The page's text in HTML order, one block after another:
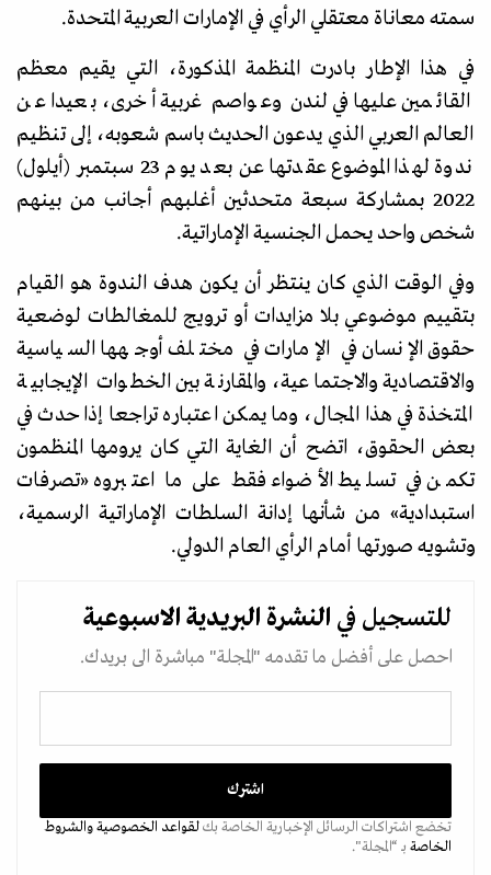
سمته معاناة معتقلي الرأي في الإمارات العربية المتحدة.
في هذا الإطار بادرت المنظمة المذكورة، التي يقيم معظم
القائمين عليها في لندن وعواصم غربية أخرى، بعيدا عن
العالم العربي الذي يدعون الحديث باسم شعوبه، إلى تنظيم
ندوة لهذا الموضوع عقدتها عن بعد يوم 23 سبتمبر (أيلول)
2022 بمشاركة سبعة متحدثين أغلبهم أجانب من بينهم
شخص واحد يحمل الجنسية الإماراتية.
وفي الوقت الذي كان ينتظر أن يكون هدف الندوة هو القيام
بتقييم موضوعي بلا مزايدات أو ترويج للمغالطات لوضعية
حقوق الإنسان في الإمارات في مختلف أوجهها السياسية
والاقتصادية والاجتماعية، والمقارنة بين الخطوات الإيجابية
المتخذة في هذا المجال، وما يمكن اعتباره تراجعا إذا حدث في
بعض الحقوق، اتضح أن الغاية التي كان يرومها المنظمون
تكمن في تسليط الأضواء فقط على ما اعتبروه «تصرفات
استبدادية» من شأنها إدانة السلطات الإماراتية الرسمية،
وتشويه صورتها أمام الرأي العام الدولي.
للتسجيل في النشرة البريدية الاسبوعية
احصل على أفضل ما تقدمه "المجلة" مباشرة الى بريدك.
تخضع اشتراكات الرسائل الإخبارية الخاصة بكلقواعد الخصوصيةوالشروط
الخاصة بـ “المجلة".